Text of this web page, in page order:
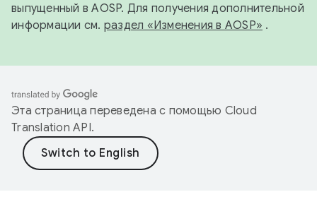
выпущенный в AOSP. Для получения дополнительной
информации см. раздел «Изменения в AOSP» .
Эта страница переведена с помощью Cloud
Translation API.